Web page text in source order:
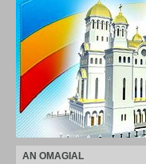
AN OMAGIAL